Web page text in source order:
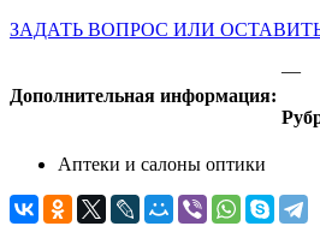
ЗАДАТЬ ВОПРОС ИЛИ
Дополнительная информация:
—
Аптеки и салоны оптики